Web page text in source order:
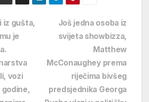
Još jedna osoba iz
svijeta showbizza,
Matthew
McConaughey prema
riječima bivšeg
predsjednika Georga
iz gušta,
je
vozi